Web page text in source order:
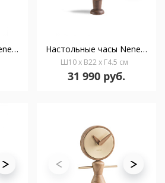
Настольные часы Nene T графит-дуб Настольные часы Nene G латунь-орех
Ш10 x В22 x Г4.5 см
31 990 руб.